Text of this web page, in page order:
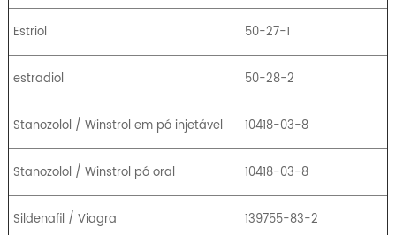
Estriol 50-27-1
estradiol 50-28-2
Stanozolol / Winstrol em pó injetável 10418-03-8
Stanozolol / Winstrol pó oral 10418-03-8
Sildenafil / Viagra 139755-83-2